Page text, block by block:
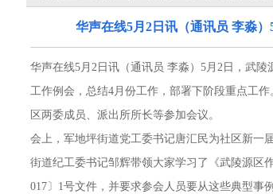
华声在线5月2日讯（通讯员 李淼
华声在线5月2日讯（通讯员 李淼）5月2日，武陵
工作例会，总结4月份工作，部署下阶段重点工
区两委成员、派出所所长等参加会议。
会上，军地坪街道党工委书记唐汇民为社区新一
街道纪工委书记邹辉带领大家学习了《武陵源区
017〕1号文件，并要求参会人员要从这些典型事